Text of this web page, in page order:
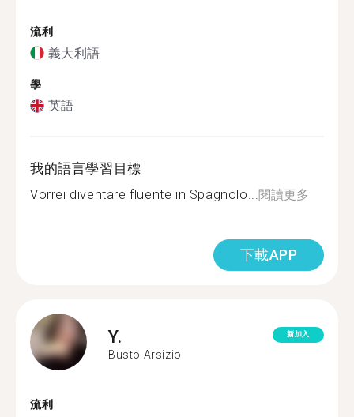
流利
義大利語
學
英語
我的語言學習目標
Vorrei diventare fluente in Spagnolo...閱讀更多
下載APP
Y.
Busto Arsizio
新加入
流利